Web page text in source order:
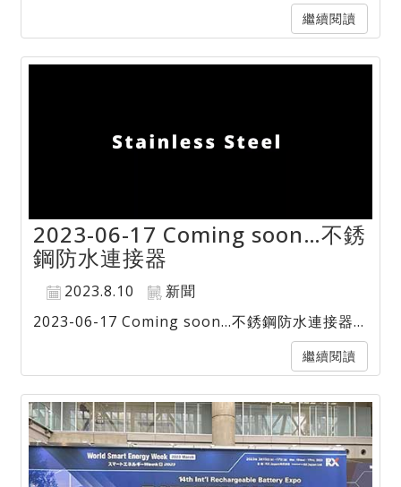
繼續閱讀
2023-06-17 Coming soon…不銹
鋼防水連接器
2023.8.10
新聞
2023-06-17 Coming soon…不銹鋼防水連接器...
繼續閱讀